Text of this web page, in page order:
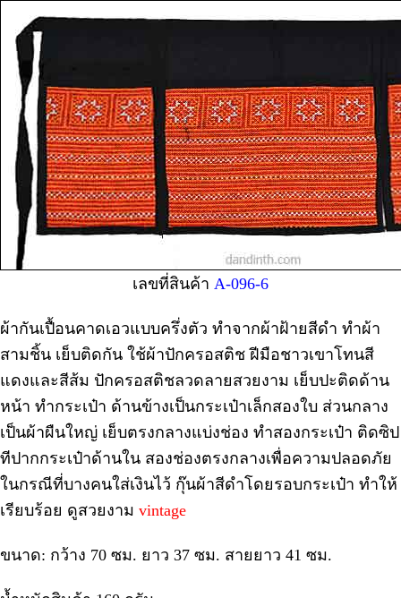
เลขที่สินค้า A-096-6
ผ้ากันเปื้อนคาดเอวแบบครึ่งตัว ทำจากผ้าฝ้ายสีดำ ทำผ้า
สามชิ้น เย็บติดกัน ใช้ผ้าปักครอสติช ฝีมือชาวเขาโทนสี
แดงและสีส้ม ปักครอสติชลวดลายสวยงาม เย็บปะติดด้าน
หน้า ทำกระเป๋า ด้านข้างเป็นกระเป๋าเล็กสองใบ ส่วนกลาง
เป็นผ้าผืนใหญ่ เย็บตรงกลางแบ่งช่อง ทำสองกระเป๋า ติดซิป
ทีปากกระเป๋าด้านใน สองช่องตรงกลางเพื่อความปลอดภัย
ในกรณีที่บางคนใส่เงินไว้ กุ๊นผ้าสีดำโดยรอบกระเป๋า ทำให้
เรียบร้อย ดูสวยงาม vintage
ขนาด: กว้าง 70 ซม. ยาว 37 ซม. สายยาว 41 ซม.